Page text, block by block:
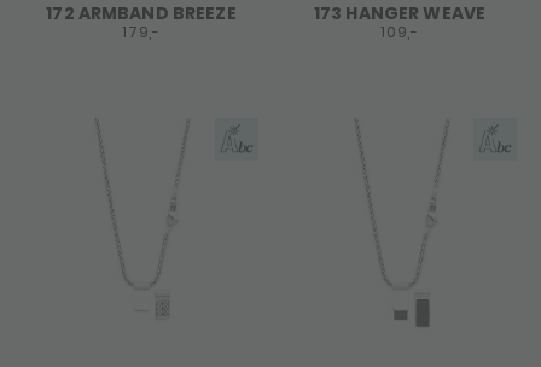
172 ARMBAND BREEZE
179,-
173 HANGER WEAVE
109,-